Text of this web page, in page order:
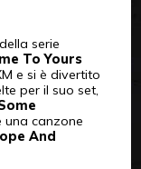
serie
To Yours
e si è divertito
per il suo set,
una canzone
And